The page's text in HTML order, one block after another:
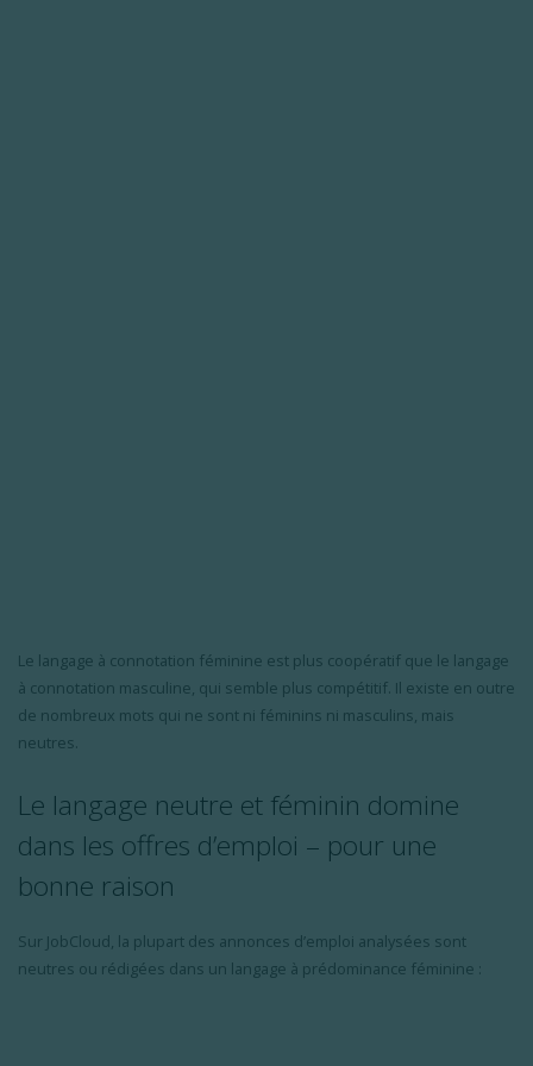
Le langage à connotation féminine est plus coopératif que le langage
à connotation masculine, qui semble plus compétitif. Il existe en outre
de nombreux mots qui ne sont ni féminins ni masculins, mais
neutres.
Le langage neutre et féminin domine
dans les offres d’emploi – pour une
bonne raison
Sur JobCloud, la plupart des annonces d’emploi analysées sont
neutres ou rédigées dans un langage à prédominance féminine :